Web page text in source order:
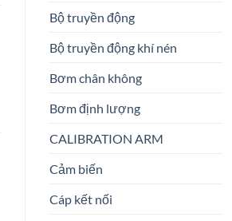
Bộ truyền động
Bộ truyền động khí nén
Bơm chân không
Bơm định lượng
CALIBRATION ARM
Cảm biến
Cáp kết nối